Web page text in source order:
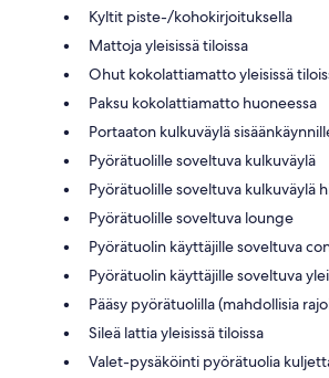
Kyltit piste-/kohokirjoituksella
Mattoja yleisissä tiloissa
Ohut kokolattiamatto yleisissä
Paksu kokolattiamatto huoneessa
Portaaton kulkuväylä
Pyörätuolille soveltuva kulkuväylä
Pyörätuolille soveltuva kulkuväylä
Pyörätuolille soveltuva lounge
Pyörätuolin käyttäjille soveltuva
Pyörätuolin käyttäjille soveltuva
Pääsy pyörätuolilla (mahdollisia
Sileä lattia yleisissä tiloissa
Valet-pysäköinti pyörätuolia